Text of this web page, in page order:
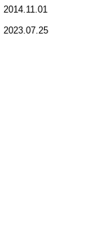
2014.11.01
2023.07.25